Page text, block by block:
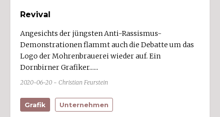
Andelsbuch (1)
Au
Bartholomäberg (2)
Bezau (1)
Bildstein (2)
Bizau
Blons
Revival
Angesichts der jüngsten Anti-Rassismus-
Demonstrationen flammt auch die Debatte um das
Logo der Mohrenbrauerei wieder auf. Ein
Dornbirner Grafiker......
2020-06-20 - Christian Feurstein
Grafik Unternehmen